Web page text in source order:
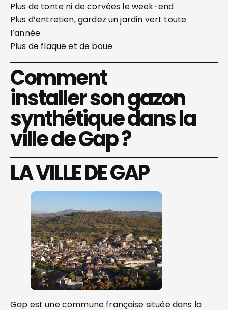
Plus de tonte ni de corvées le week-end
Plus d’entretien, gardez un jardin vert toute
l’année
Plus de flaque et de boue
Comment
installer son gazon
synthétique dans la
ville de Gap ?
LA VILLE DE GAP
Gap est une commune française située dans la